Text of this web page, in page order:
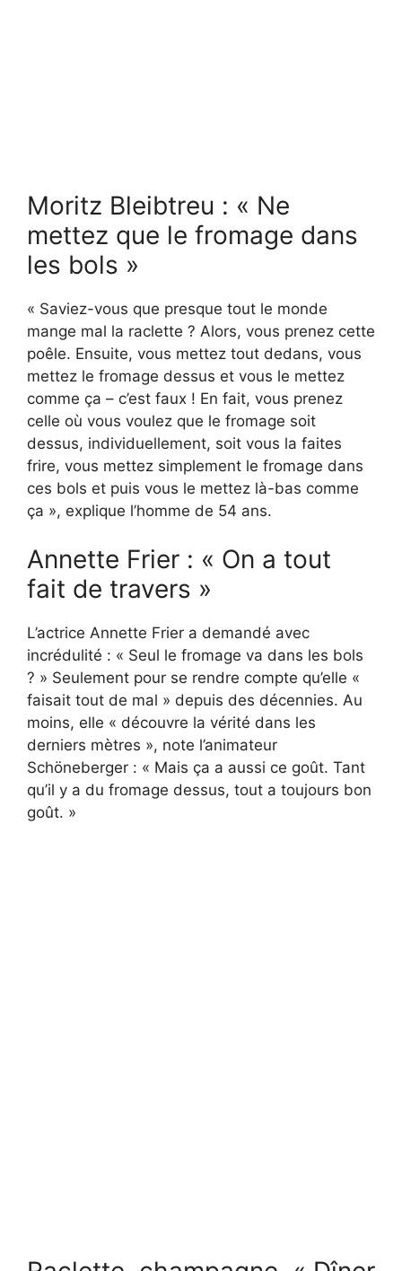
Moritz Bleibtreu : « Ne
mettez que le fromage dans
les bols »
« Saviez-vous que presque tout le monde
mange mal la raclette ? Alors, vous prenez cette
poêle. Ensuite, vous mettez tout dedans, vous
mettez le fromage dessus et vous le mettez
comme ça – c’est faux ! En fait, vous prenez
celle où vous voulez que le fromage soit
dessus, individuellement, soit vous la faites
frire, vous mettez simplement le fromage dans
ces bols et puis vous le mettez là-bas comme
ça », explique l’homme de 54 ans.
Annette Frier : « On a tout
fait de travers »
L’actrice Annette Frier a demandé avec
incrédulité : « Seul le fromage va dans les bols
? » Seulement pour se rendre compte qu’elle «
faisait tout de mal » depuis des décennies. Au
moins, elle « découvre la vérité dans les
derniers mètres », note l’animateur
Schöneberger : « Mais ça a aussi ce goût. Tant
qu’il y a du fromage dessus, tout a toujours bon
goût. »